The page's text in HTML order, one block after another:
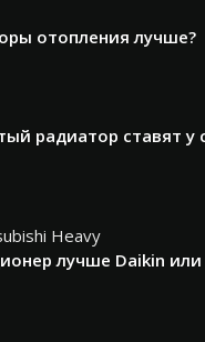
отопления лучше?
радиатор ставят у
лучше Daikin